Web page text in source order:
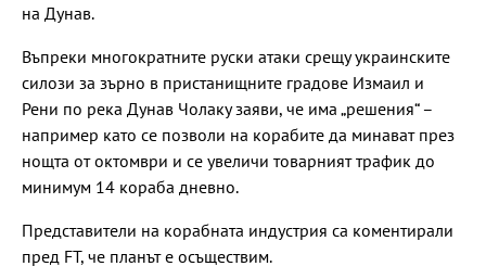
на Дунав.
Въпреки многократните руски атаки срещу украинските
силози за зърно в пристанищните градове Измаил и
Рени по река Дунав Чолаку заяви, че има „решения“ –
например като се позволи на корабите да минават през
нощта от октомври и се увеличи товарният трафик до
минимум 14 кораба дневно.
Представители на корабната индустрия са коментирали
пред FT, че планът е осъществим.